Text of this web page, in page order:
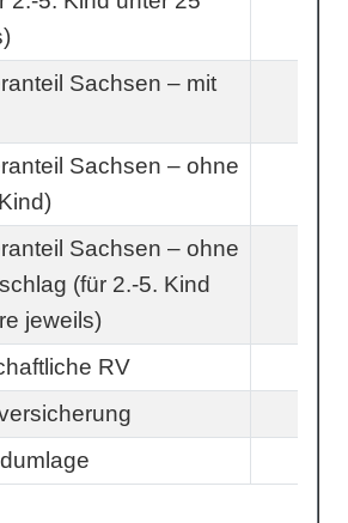
Sachsen – mit
Sachsen – ohne
Sachsen – ohne
(für 2.-5. Kind
jeweils)
RV